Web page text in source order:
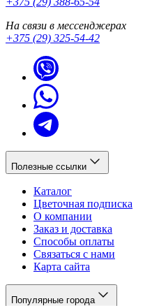
На связи в мессенджерах
+375 (29) 325-54-42
Полезные ссылки
Каталог
Цветочная подписка
О компании
Заказ и доставка
Способы оплаты
Связаться с нами
Карта сайта
Популярные города